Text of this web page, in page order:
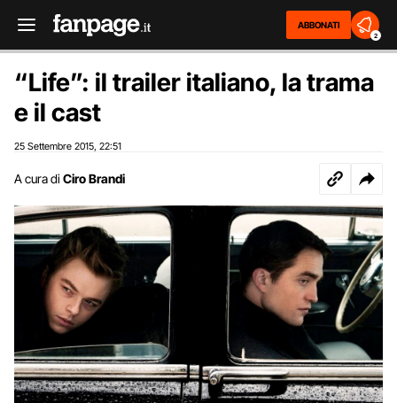
ABBONATI
2
“Life”: il trailer italiano, la trama
e il cast
25 Settembre 2015 22:51
A cura di Ciro Brandi